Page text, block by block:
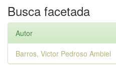
Busca facetada
Autor
Barros, Victor Pedroso Ambiel